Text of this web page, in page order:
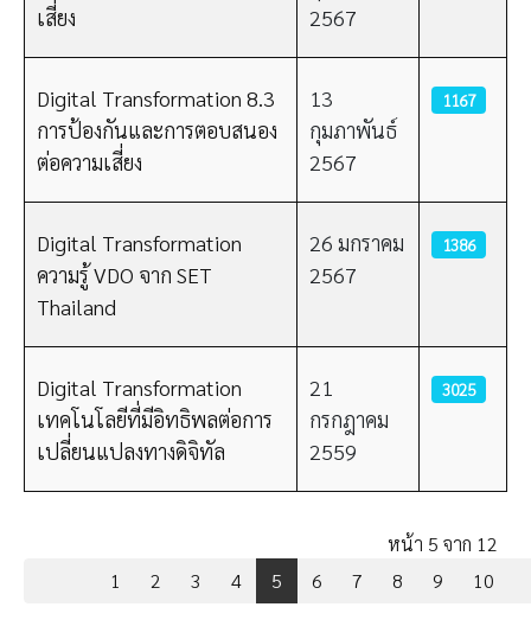
เสี่ยง
2567
Digital Transformation 8.3
การป้องกันและการตอบสนอง
ต่อความเสี่ยง
13
กุมภาพันธ์
2567
1167
Digital Transformation
ความรู้ VDO จาก SET
Thailand
26 มกราคม
2567
1386
Digital Transformation
เทคโนโลยีที่มีอิทธิพลต่อการ
เปลี่ยนแปลงทางดิจิทัล
21
กรกฎาคม
2559
3025
หน้า 5 จาก 12
1
2 3 4 5 6 7 8 9 10